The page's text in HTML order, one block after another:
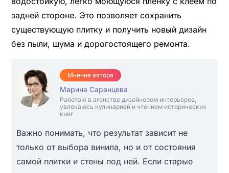
задней стороне. Это позволяет сохранить
существующую плитку и получить новый дизайн
без пыли, шума и дорогостоящего ремонта.
Мнение автора
Марина Саранцева
Работаю в агенстве дизайнером интерьеров,
увлекаюсь кулинарией и чтением исторических
книг
Важно понимать, что результат зависит не
только от выбора винила, но и от состояния
самой плитки и стены под ней. Если старые